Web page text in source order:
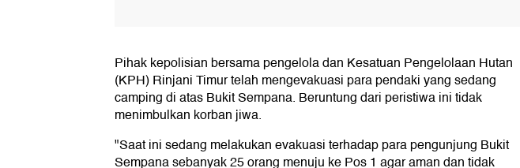
Pihak kepolisian bersama pengelola dan Kesatuan Pengelolaan Hutan
(KPH) Rinjani Timur telah mengevakuasi para pendaki yang sedang
camping di atas Bukit Sempana. Beruntung dari peristiwa ini tidak
menimbulkan korban jiwa.
"Saat ini sedang melakukan evakuasi terhadap para pengunjung Bukit
Sempana sebanyak 25 orang menuju ke Pos 1 agar aman dan tidak